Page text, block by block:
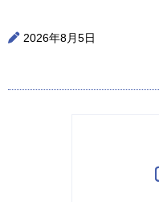
2026年8月5日